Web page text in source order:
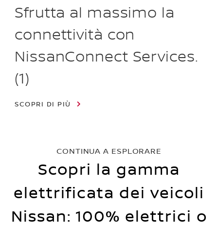
Sfrutta al massimo la
connettività con
NissanConnect Services.
(1)
SCOPRI DI PIÙ
CONTINUA A ESPLORARE
Scopri la gamma
elettrificata dei veicoli
Nissan: 100% elettrici o